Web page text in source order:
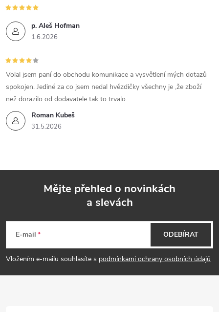
p. Aleš Hofman
1.6.2026
Roman Kubeš
31.5.2026
Volal jsem paní do obchodu komunikace a vysvětlení mých dotazů
spokojen. Jediné za co jsem nedal hvězdičky všechny je ,že zboží
než dorazilo od dodavatele tak to trvalo.
p
Mějte přehled o novinkách
a slevách
E-mail
Vložením e-mailu souhlasíte s podmínkami ochrany osobních údajů
ODEBÍRAT